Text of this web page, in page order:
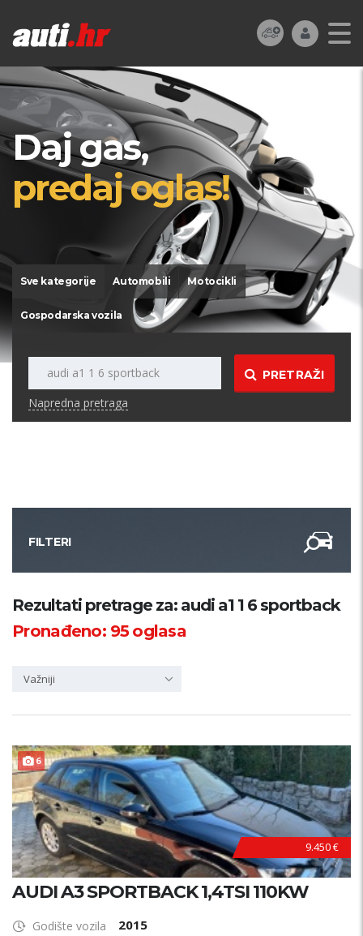
Daj gas,
predaj oglas!
Sve kategorije Automobili Motocikli
Gospodarska vozila
PRETRAŽI
Napredna pretraga
FILTERI
Kategorija
PRETRAŽI
Rezultati pretrage za: audi a1 1 6 sportback
Pronađeno: 95oglasa
Važniji
6 F
U
L
L
O
P
R
E
M
A
9.450 €
AUDI A3 SPORTBACK 1,4TSI 110KW
Godište vozila 2015